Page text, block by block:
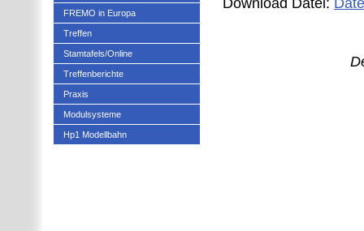
Download Datei:
FREMO in Europa
Treffen
Stamtafels/Online
Treffenberichte
Praxis
Modulsysteme
Hp1 Modellbahn